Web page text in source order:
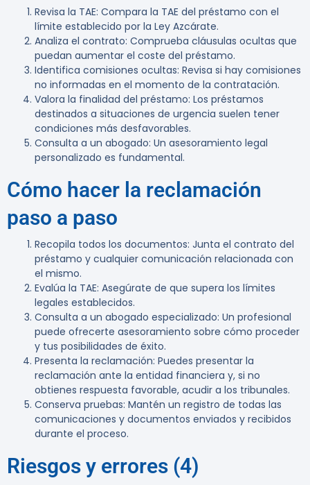
Revisa la TAE: Compara la TAE del préstamo con el
límite establecido por la Ley Azcárate.
Analiza el contrato: Comprueba cláusulas ocultas que
puedan aumentar el coste del préstamo.
Identifica comisiones ocultas: Revisa si hay comisiones
no informadas en el momento de la contratación.
Valora la finalidad del préstamo: Los préstamos
destinados a situaciones de urgencia suelen tener
condiciones más desfavorables.
Consulta a un abogado: Un asesoramiento legal
personalizado es fundamental.
Cómo hacer la reclamación
paso a paso
Recopila todos los documentos: Junta el contrato del
préstamo y cualquier comunicación relacionada con
el mismo.
Evalúa la TAE: Asegúrate de que supera los límites
legales establecidos.
Consulta a un abogado especializado: Un profesional
puede ofrecerte asesoramiento sobre cómo proceder
y tus posibilidades de éxito.
Presenta la reclamación: Puedes presentar la
reclamación ante la entidad financiera y, si no
obtienes respuesta favorable, acudir a los tribunales.
Conserva pruebas: Mantén un registro de todas las
comunicaciones y documentos enviados y recibidos
durante el proceso.
Riesgos y errores (4)